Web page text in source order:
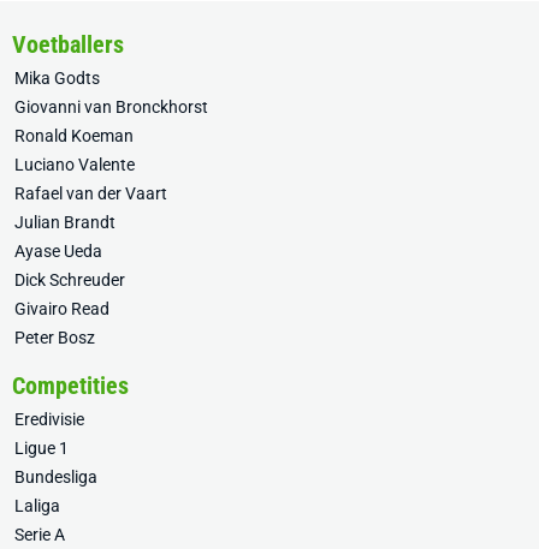
Voetballers
Mika Godts
Giovanni van Bronckhorst
Ronald Koeman
Luciano Valente
Rafael van der Vaart
Julian Brandt
Ayase Ueda
Dick Schreuder
Givairo Read
Peter Bosz
Competities
Eredivisie
Ligue 1
Bundesliga
Laliga
Serie A